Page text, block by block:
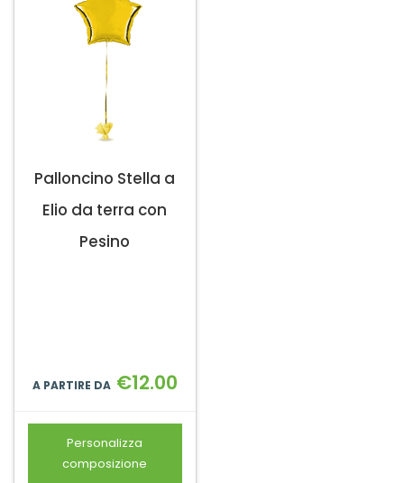
Palloncino Stella a
Elio da terra con
Pesino
A PARTIRE DA €12.00
Personalizza
composizione